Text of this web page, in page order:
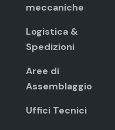
meccaniche
Logistica &
Spedizioni
Aree di
Assemblaggio
Uffici Tecnici